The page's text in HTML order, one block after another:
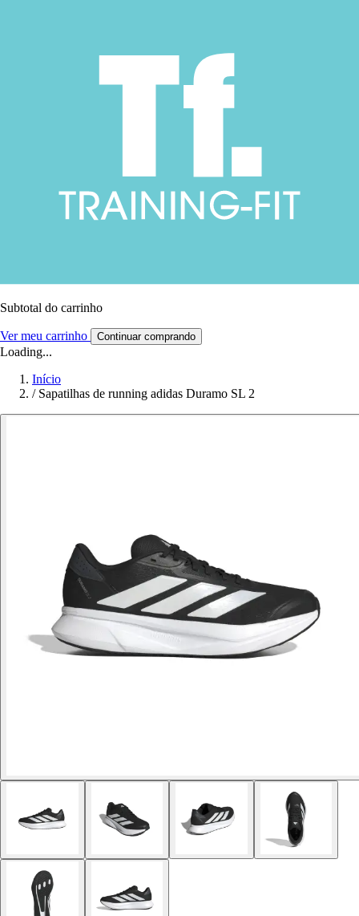
Subtotal do carrinho
Ver meu carrinho Continuar comprando
Loading...
Início
/ Sapatilhas de running adidas Duramo SL 2